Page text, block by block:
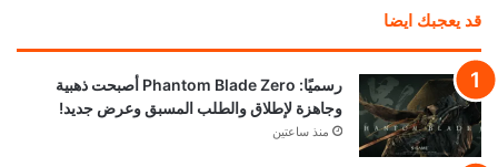
قد يعجبك ايضا
رسميًا: Phantom Blade Zero أصبحت ذهبية
وجاهزة لإطلاق والطلب المسبق وعرض جديد!
منذ ساعتين